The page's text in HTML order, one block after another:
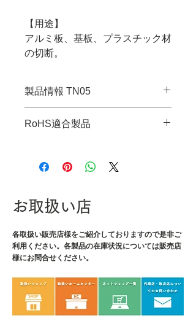
【用途】
アルミ板、基板、プラスチック材
の切断。
製品情報 TN05
・フレーム：自在型
・付属刃：TN-17(＃4)
RoHS適合製品
お取扱い店
各取扱い販売店様をご紹介しておりますので是非ご
利用ください。各製品の在庫状況については販売店
様にお問合せください。